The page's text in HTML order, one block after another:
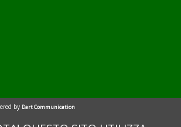
by Dart Communication